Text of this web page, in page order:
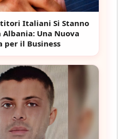
Italiani Si Stanno
Una Nuova
per il Business